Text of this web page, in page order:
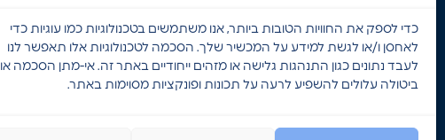
כדי לספק את החוויות הטובות ביותר, אנו משתמשים בטכנולוגיות כמו עוגיות כדי
לאחסן ו/או לגשת למידע על המכשיר שלך. הסכמה לטכנולוגיות אלו תאפשר לנו
לעבד נתונים כגון התנהגות גלישה או מזהים ייחודיים באתר זה. אי-מתן הסכמה או
ביטולה עלולים להשפיע לרעה על תכונות ופונקציות מסוימות באתר.